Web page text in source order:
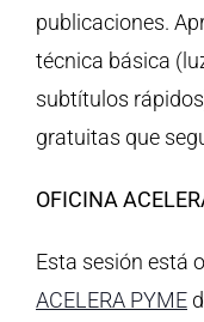
publicaciones.
técnica básica
subtítulos
gratuitas que
OFICINA
Esta sesión está
ACELERA PYME